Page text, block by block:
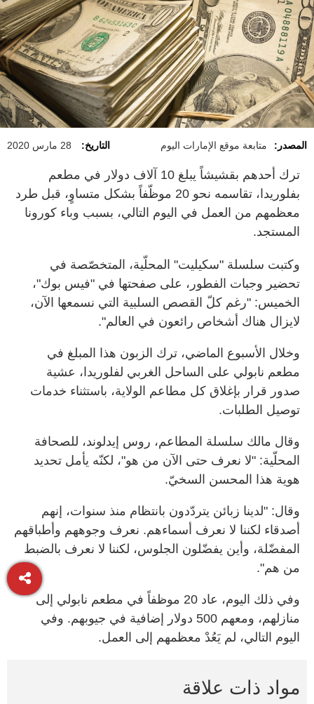
المصدر: متابعة موقع الإمارات اليوم التاريخ: 28 مارس 2020
ترك أحدهم بقشيشاً يبلغ 10 آلاف دولار في مطعم
بفلوريدا، تقاسمه نحو 20 موظّفاً بشكل متساوٍ، قبل طرد
معظمهم من العمل في اليوم التالي، بسبب وباء كورونا
المستجد.
وكتبت سلسلة "سكيليت" المحلّية، المتخصّصة في
تحضير وجبات الفطور، على صفحتها في "فيس بوك"،
الخميس: "رغم كلّ القصص السلبية التي نسمعها الآن،
لايزال هناك أشخاص رائعون في العالم".
وخلال الأسبوع الماضي، ترك الزبون هذا المبلغ في
مطعم نابولي على الساحل الغربي لفلوريدا، عشية
صدور قرار بإغلاق كل مطاعم الولاية، باستثناء خدمات
توصيل الطلبات.
وقال مالك سلسلة المطاعم، روس إيدلوند، للصحافة
المحلّية: "لا نعرف حتى الآن من هو"، لكنّه يأمل تحديد
هوية هذا المحسن السخيّ.
وقال: "لدينا زبائن يتردّدون بانتظام منذ سنوات، إنهم
أصدقاء لكننا لا نعرف أسماءهم. نعرف وجوههم وأطباقهم
المفضّلة، وأين يفضّلون الجلوس، لكننا لا نعرف بالضبط
من هم".
وفي ذلك اليوم، عاد 20 موظفاً في مطعم نابولي إلى
منازلهم، ومعهم 500 دولار إضافية في جيوبهم. وفي
اليوم التالي، لم يَعُدْ معظمهم إلى العمل.
مواد ذات علاقة